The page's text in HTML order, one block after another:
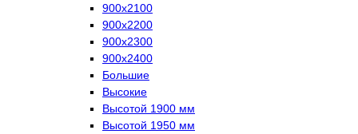
900х2100
900х2200
900х2300
900х2400
Большие
Высокие
Высотой 1900 мм
Высотой 1950 мм